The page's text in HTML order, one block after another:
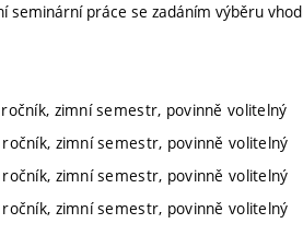
seminární práce se zadáním výběru
zimní semestr, povinně volitelný
zimní semestr, povinně volitelný
zimní semestr, povinně volitelný
zimní semestr, povinně volitelný